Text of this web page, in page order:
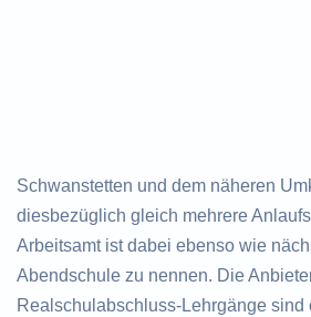
Schwanstetten und dem näheren
diesbezüglich gleich mehrere
Arbeitsamt ist dabei ebenso wie
Abendschule zu nennen. Die
Realschulabschluss-Lehrgänge sind